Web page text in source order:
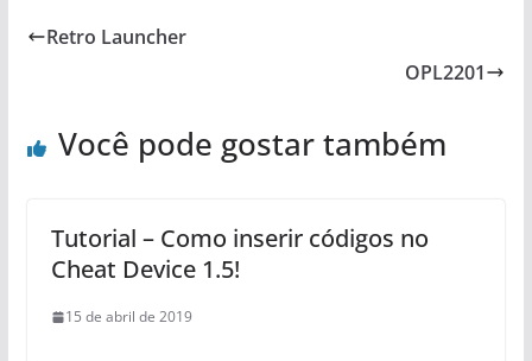
Retro Launcher
OPL2201
Você pode gostar também
Tutorial – Como inserir códigos no
Cheat Device 1.5!
15 de abril de 2019